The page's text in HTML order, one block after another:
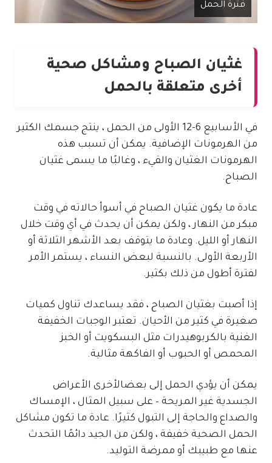
فترة الحمل
غثيان الصباح ومشاكل صحية
أخرى متعلقة بالحمل
في الأسابيع 6-12 الأولى من الحمل ، ينتج جسمك الكثير
من الهرمونات الإضافية. يمكن أن تسبب هذه
الهرمونات الغثيان والقيء ، وغالبًا ما يسمى غثيان
الصباح.
عادة ما يكون غثيان الصباح في أسوأ حالاته في وقت
مبكر من النهار ، ولكن يمكن أن يحدث في أي وقت خلال
النهار أو الليل. وعادة ما يتوقف بعد الأشهر الثلاثة أو
الأربعة الأولى. بالنسبة لبعض النساء ، يستمر الأمر
لفترة أطول من ذلك بكثير.
إذا أصبت بغثيان الصباح ، فقد يساعدك تناول كميات
صغيرة في كثير من الأحيان. تعتبر الوجبات الخفيفة
الغنية بالكربوهيدرات مثل البسكويت أو الخبز
المحمص أو الحبوب أو الفاكهة مثالية.
يمكن أن يؤدي الحمل إلى بعضالأخرى الأعراض
الجسدية غير المريحة – على سبيل المثال ، الإمساك
والصداع والحاجة إلى التبول كثيرًا. عادة ما تكون مشاكل
الحمل الصحية خفيفة ، ولكن من الجيد دائمًا التحدث
عنها مع طبيبك أو ممرضة التوليد.